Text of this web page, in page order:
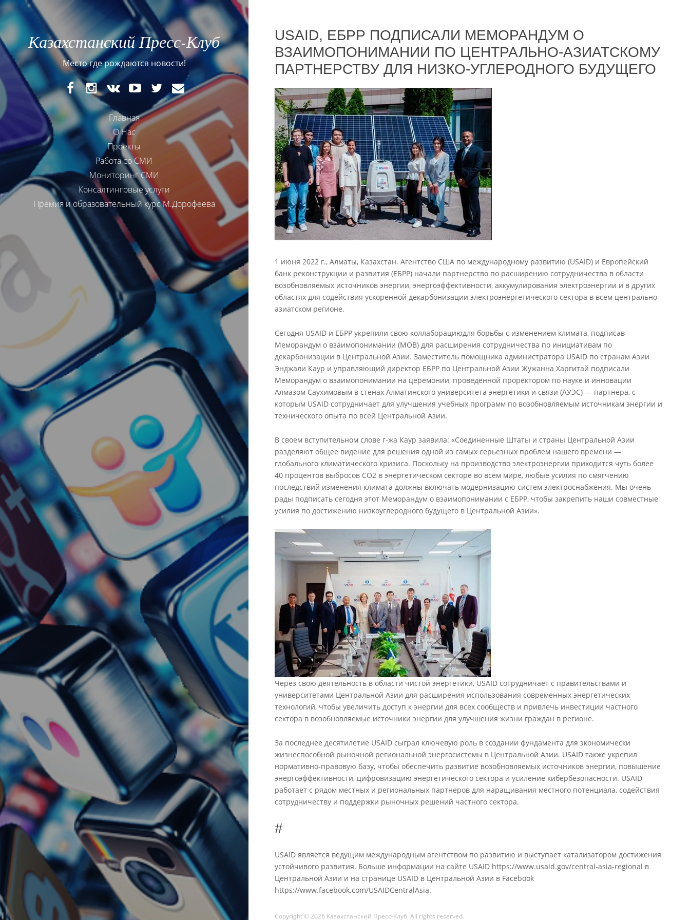
Казахстанский Пресс-Клуб
Место где рождаются новости!
FaceBookInstagram
VK YouTubeTwitterE-
mail
Главная
О Нас
Проекты
Работа со СМИ
Мониторинг СМИ
Консалтинговые услуги
Премия и образовательный курс М.Дорофеева
USAID, ЕБРР ПОДПИСАЛИ МЕМОРАНДУМ О
ВЗАИМОПОНИМАНИИ ПО ЦЕНТРАЛЬНО-АЗИАТСКОМУ
ПАРТНЕРСТВУ ДЛЯ НИЗКО-УГЛЕРОДНОГО БУДУЩЕГО
1 июня 2022 г., Алматы, Казахстан. Агентство США по международному развитию (USAID) и Европейский
банк реконструкции и развития (ЕБРР) начали партнерство по расширению сотрудничества в области
возобновляемых источников энергии, энергоэффективности, аккумулирования электроэнергии и в других
областях для содействия ускоренной декарбонизации электроэнергетического сектора в всем центрально-
азиатском регионе.
Сегодня USAID и ЕБРР укрепили свою коллаборациюдля борьбы с изменением климата, подписав
Меморандум о взаимопонимании (МОВ) для расширения сотрудничества по инициативам по
декарбонизации в Центральной Азии. Заместитель помощника администратора USAID по странам Азии
Энджали Каур и управляющий директор ЕБРР по Центральной Азии Жужанна Харгитай подписали
Меморандум о взаимопонимании на церемонии, проведённой проректором по науке и инновации
Алмазом Саухимовым в стенах Алматинского университета энергетики и связи (АУЭС) — партнера, с
которым USAID сотрудничает для улучшения учебных программ по возобновляемым источникам энергии и
технического опыта по всей Центральной Азии.
В своем вступительном слове г-жа Каур заявила: «Соединенные Штаты и страны Центральной Азии
разделяют общее видение для решения одной из самых серьезных проблем нашего времени —
глобального климатического кризиса. Поскольку на производство электроэнергии приходится чуть более
40 процентов выбросов CO2 в энергетическом секторе во всем мире, любые усилия по смягчению
последствий изменения климата должны включать модернизацию систем электроснабжения. Мы очень
рады подписать сегодня этот Меморандум о взаимопонимании с ЕБРР, чтобы закрепить наши совместные
усилия по достижению низкоуглеродного будущего в Центральной Азии».
Через свою деятельность в области чистой энергетики, USAID сотрудничает с правительствами и
университетами Центральной Азии для расширения использования современных энергетических
технологий, чтобы увеличить доступ к энергии для всех сообществ и привлечь инвестиции частного
сектора в возобновляемые источники энергии для улучшения жизни граждан в регионе.
За последнее десятилетие USAID сыграл ключевую роль в создании фундамента для экономически
жизнеспособной рыночной региональной энергосистемы в Центральной Азии. USAID также укрепил
нормативно-правовую базу, чтобы обеспечить развитие возобновляемых источников энергии, повышение
энергоэффективности, цифровизацию энергетического сектора и усиление кибербезопасности. USAID
работает с рядом местных и региональных партнеров для наращивания местного потенциала, содействия
сотрудничеству и поддержки рыночных решений частного сектора.
#
USAID является ведущим международным агентством по развитию и выступает катализатором достижения
устойчивого развития. Больше информации на сайте USAID https://www.usaid.gov/central-asia-regional в
Центральной Азии и на странице USAID в Центральной Азии в Facebook
https://www.facebook.com/USAIDCentralAsia.
Copyright © 2026 Казахстанский Пресс-Клуб. All rights reserved.